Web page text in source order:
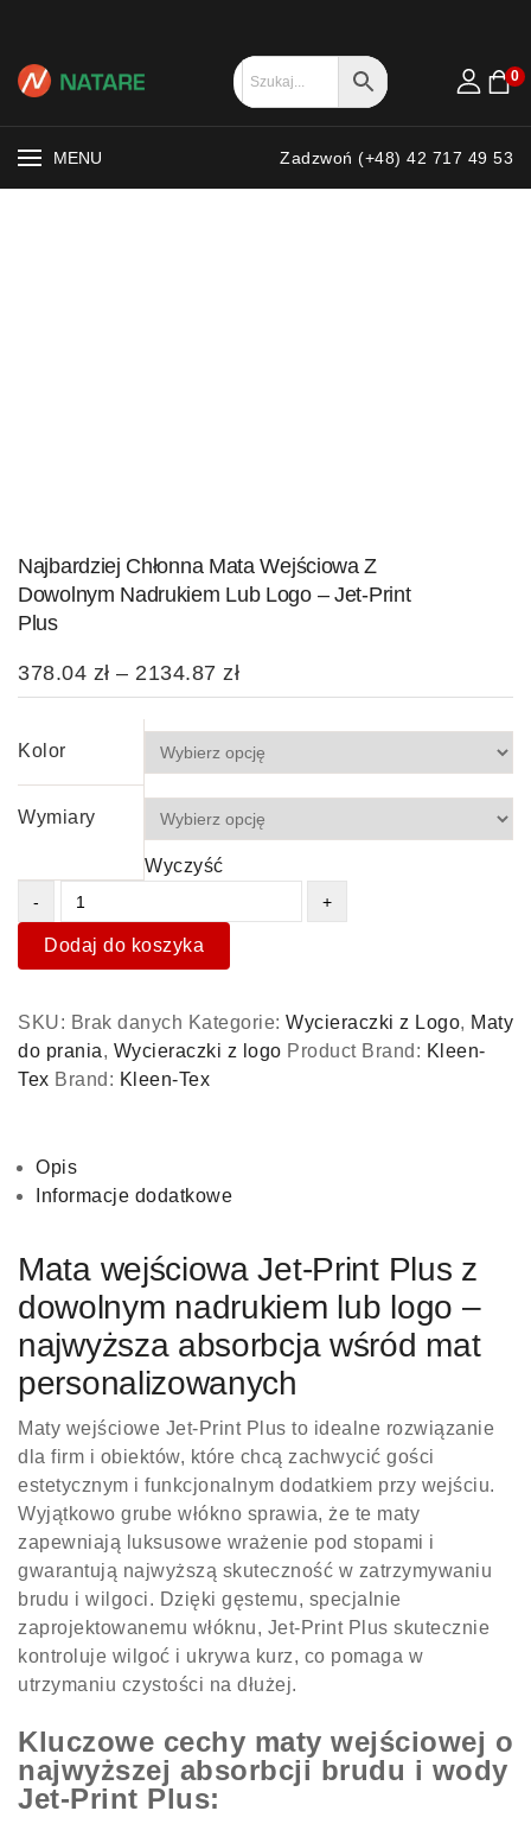
0
MENU Zadzwoń (+48) 42 717 49 53
Najbardziej Chłonna Mata Wejściowa Z
Dowolnym Nadrukiem Lub Logo – Jet-Print
Plus
378.04 zł – 2134.87 zł
Kolor
Wymiary
Wyczyść
Dodaj do koszyka
SKU: Brak danych Kategorie: Wycieraczki z Logo, Maty
do prania, Wycieraczki z logo Product Brand: Kleen-
Tex Brand: Kleen-Tex
Opis
Informacje dodatkowe
Mata wejściowa Jet-Print Plus z
dowolnym nadrukiem lub logo –
najwyższa absorbcja wśród mat
personalizowanych
Maty wejściowe Jet-Print Plus to idealne rozwiązanie
dla firm i obiektów, które chcą zachwycić gości
estetycznym i funkcjonalnym dodatkiem przy wejściu.
Wyjątkowo grube włókno sprawia, że te maty
zapewniają luksusowe wrażenie pod stopami i
gwarantują najwyższą skuteczność w zatrzymywaniu
brudu i wilgoci. Dzięki gęstemu, specjalnie
zaprojektowanemu włóknu, Jet-Print Plus skutecznie
kontroluje wilgoć i ukrywa kurz, co pomaga w
utrzymaniu czystości na dłużej.
Kluczowe cechy maty wejściowej o
najwyższej absorbcji brudu i wody
Jet-Print Plus: